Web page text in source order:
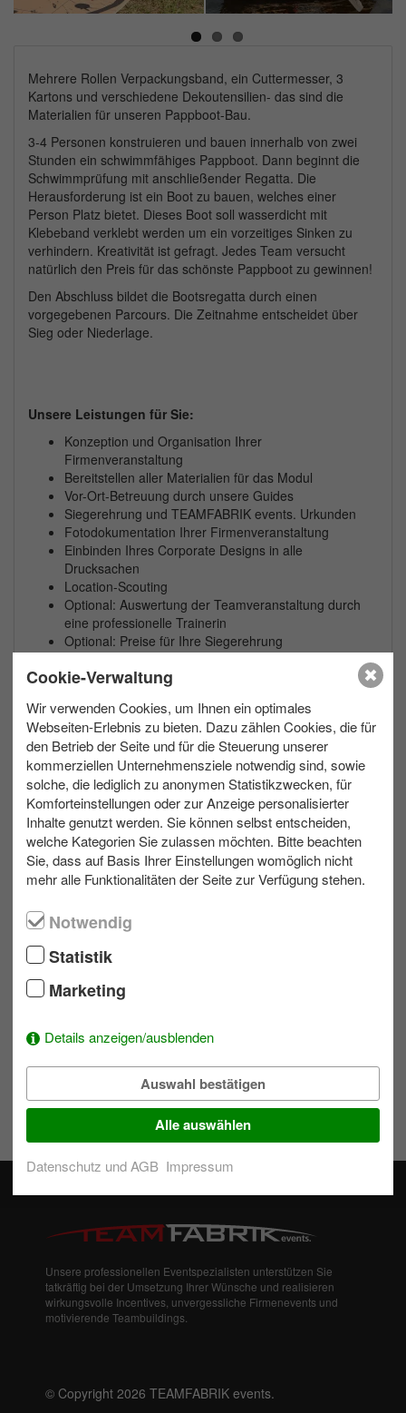
Next
Mehrere Rollen Verpackungsband, ein Cuttermesser, 3
Kartons und verschiedene Dekoutensilien- das sind die
Materialien für unseren Pappboot-Bau.
3-4 Personen konstruieren und bauen innerhalb von zwei
Stunden ein schwimmfähiges Pappboot. Dann beginnt die
Schwimmprüfung mit anschließender Regatta. Die
Herausforderung ist ein Boot zu bauen, welches einer
Person Platz bietet. Dieses Boot soll wasserdicht mit
Klebeband verklebt werden um ein vorzeitiges Sinken zu
verhindern. Kreativität ist gefragt. Jedes Team versucht
natürlich den Preis für das schönste Pappboot zu gewinnen!
Den Abschluss bildet die Bootsregatta durch einen
vorgegebenen Parcours. Die Zeitnahme entscheidet über
Sieg oder Niederlage.
Unsere Leistungen für Sie:
Konzeption und Organisation Ihrer
Firmenveranstaltung
Bereitstellen aller Materialien für das Modul
Vor-Ort-Betreuung durch unsere Guides
Siegerehrung und TEAMFABRIK events. Urkunden
Fotodokumentation Ihrer Firmenveranstaltung
Einbinden Ihres Corporate Designs in alle
Drucksachen
Location-Scouting
Optional: Auswertung der Teamveranstaltung durch
eine professionelle Trainerin
Optional: Preise für Ihre Siegerehrung
Zusätzliche Informationen:
Diese Veranstaltung ist auf Wunsch auch in Englisch,
Französisch und Spanisch verfügbar.
Gerne planen wir eine Schlechtwettervariante für Ihr
Teamevent.
max. 200 Outdoor min. 2 h
Ihr Kontakt zu uns
Schreiben Sie eine E-Mail!
039953 70173
Wunschliste
Um der Auswahl Aktivitäten hinzuzufügen einfach bei einem
Unsere professionellen Eventspezialisten unterstützen Sie
tatkräftig bei der Umsetzung Ihrer Wünsche und realisieren
wirkungsvolle Incentives, unvergessliche Firmenevents und
motivierende Teambuildings.
© Copyright 2026 TEAMFABRIK events.
Cookie-Verwaltung
Wir verwenden Cookies, um Ihnen ein optimales
Webseiten-Erlebnis zu bieten. Dazu zählen Cookies, die für
den Betrieb der Seite und für die Steuerung unserer
kommerziellen Unternehmensziele notwendig sind, sowie
solche, die lediglich zu anonymen Statistikzwecken, für
Komforteinstellungen oder zur Anzeige personalisierter
Inhalte genutzt werden. Sie können selbst entscheiden,
welche Kategorien Sie zulassen möchten. Bitte beachten
Sie, dass auf Basis Ihrer Einstellungen womöglich nicht
mehr alle Funktionalitäten der Seite zur Verfügung stehen.
Notwendig
Statistik
Marketing
Details anzeigen/ausblenden
Auswahl bestätigen
Alle auswählen
Datenschutz und AGB Impressum